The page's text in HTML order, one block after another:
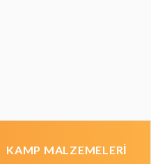
KAMP MALZEMELERİ